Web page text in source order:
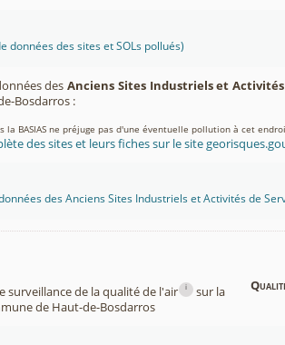
données des sites et SOLs pollués)
desAnciens Sites Industriels et
Bosdarros :
BASIAS ne préjuge pas d'une éventuelle pollution à cet
des sites et leurs fiches sur le site
des Anciens Sites Industriels et Activités de
surveillance de la qualité de l'air i
sur la
de Haut-de-Bosdarros